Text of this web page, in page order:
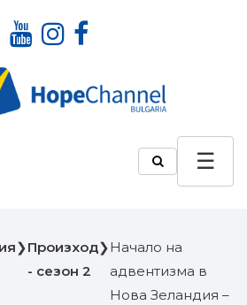
❯Произход
- сезон 2
❯Начало на
адвентизма в
Нова Зеландия –